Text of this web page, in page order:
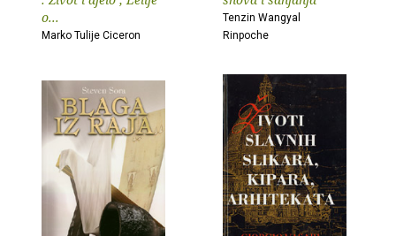
o...
Marko Tulije Ciceron
Tenzin Wangyal
Rinpoche